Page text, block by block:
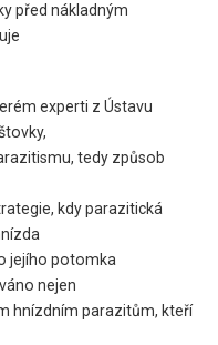
před nákladným
experti z Ústavu
tedy způsob
kdy parazitická
jejího potomka
nejen
hnízdním parazitům, kteří